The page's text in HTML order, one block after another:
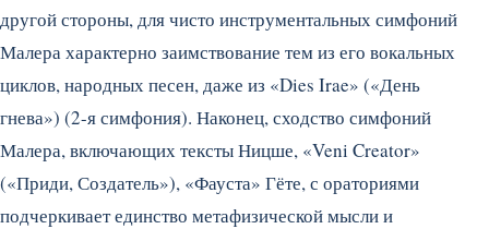
другой стороны, для чисто инструментальных симфоний
Малера характерно заимствование тем из его вокальных
циклов, народных песен, даже из «Dies Irae» («День
гнева») (2-я симфония). Наконец, сходство симфоний
Малера, включающих тексты Ницше, «Veni Creator»
(«Приди, Создатель»), «Фауста» Гёте, с ораториями
подчеркивает единство метафизической мысли и